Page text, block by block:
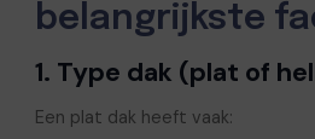
belangrijkste
1. Type dak (plat of
Een plat dak heeft vaak: